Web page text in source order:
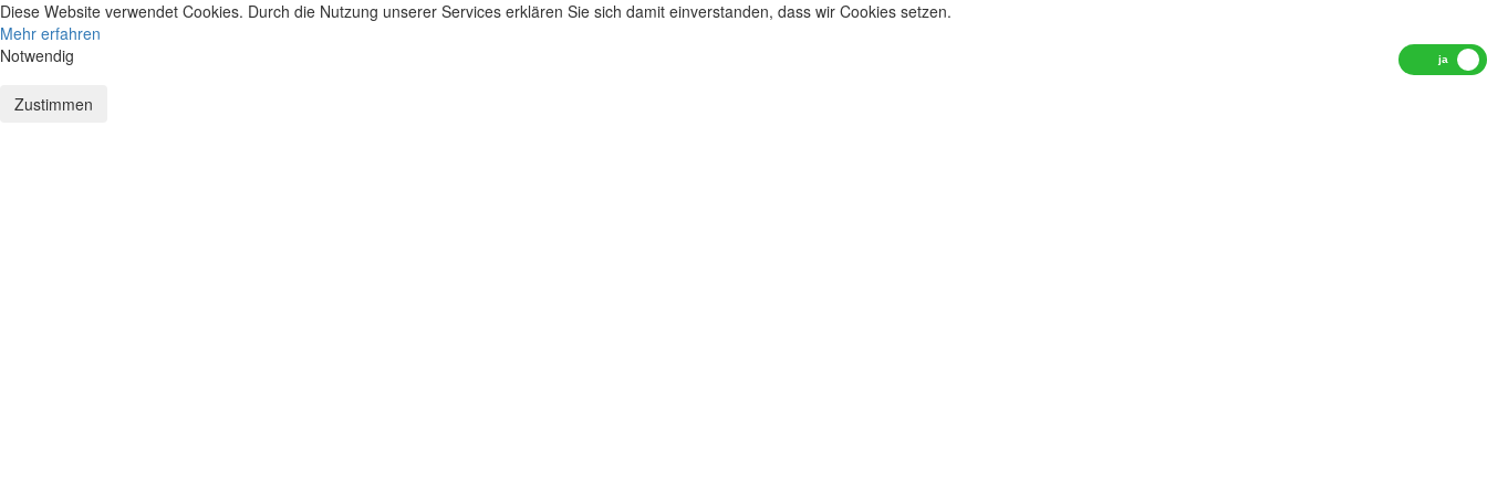
Diese Website verwendet Cookies. Durch die Nutzung unserer Services erklären Sie sich damit einverstanden, dass wir Cookies setzen.
Mehr erfahren
Notwendig
Zustimmen